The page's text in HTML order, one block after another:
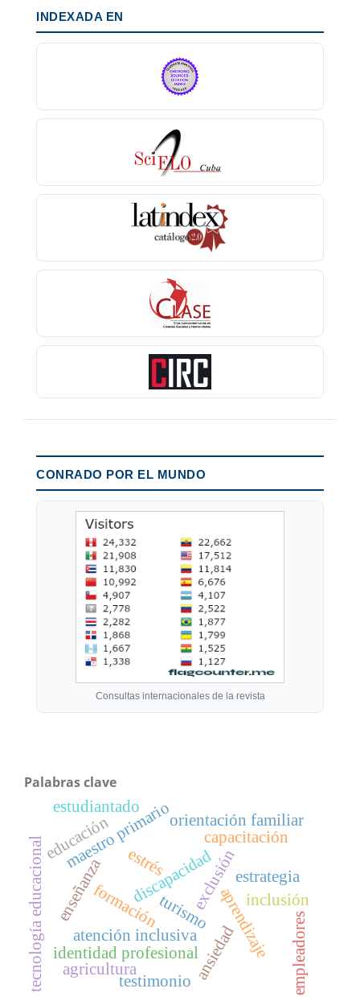
INDEXADA EN
CONRADO POR EL MUNDO
Consultas internacionales de la revista
Palabras clave
formación
atención inclusiva
identidad profesional
enseñanza aprendizajeinclusión
exclusión
discapacidad
capacitación
tecnología educacional estrés
ansiedad
maestro primarioorientación familiar
agricultura
turismo
educación
empleadores
estrategia
estudiantado
testimonio